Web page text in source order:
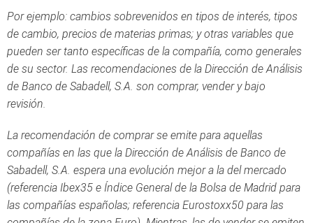
Por ejemplo: cambios sobrevenidos en tipos de interés, tipos
de cambio, precios de materias primas; y otras variables que
pueden ser tanto específicas de la compañía, como generales
de su sector. Las recomendaciones de la Dirección de Análisis
de Banco de Sabadell, S.A. son comprar, vender y bajo
revisión.
La recomendación de comprar se emite para aquellas
compañías en las que la Dirección de Análisis de Banco de
Sabadell, S.A. espera una evolución mejor a la del mercado
(referencia Ibex35 e Índice General de la Bolsa de Madrid para
las compañías españolas; referencia Eurostoxx50 para las